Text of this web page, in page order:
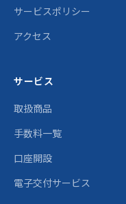
サービスポリシー
アクセス
サービス
取扱商品
手数料一覧
口座開設
電子交付サービス